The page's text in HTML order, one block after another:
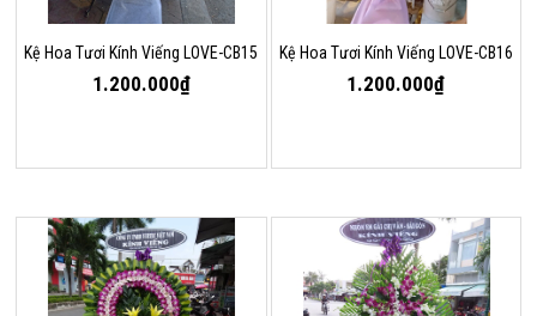
Kệ Hoa Tươi Kính Viếng LOVE-CB15
1.200.000₫
Kệ Hoa Tươi Kính Viếng LOVE-CB16
1.200.000₫